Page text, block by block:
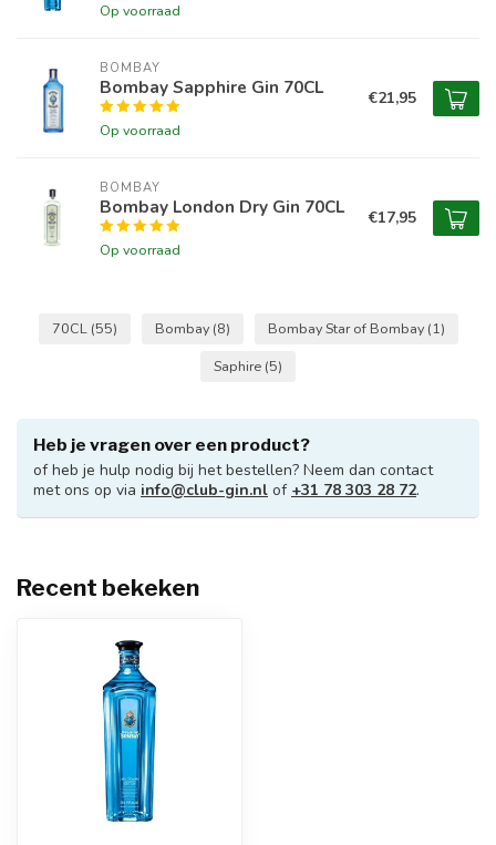
Op voorraad
BOMBAY
Bombay Sapphire Gin 70CL
Op voorraad
€21,95
BOMBAY
Bombay London Dry Gin 70CL
Op voorraad
€17,95
70CL (55) Bombay (8) Bombay Star of Bombay (1)
Saphire (5)
Heb je vragen over een product?
of heb je hulp nodig bij het bestellen? Neem dan contact
met ons op via info@club-gin.nl of +31 78 303 28 72.
Recent bekeken